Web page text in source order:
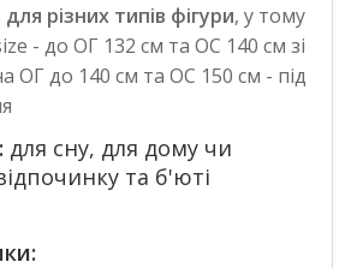
різних типів фігури, у тому
- до ОГ 132 см та ОС 140 см зі
ОГ до 140 см та ОС 150 см - під
для сну, для дому чи
та б'юті